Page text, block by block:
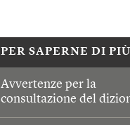
PER SAPERNE DI PIÙ
Avvertenze per la
consultazione del